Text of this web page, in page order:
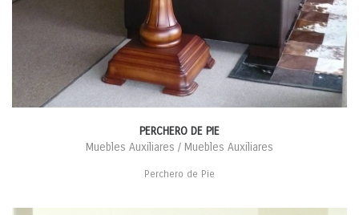
PERCHERO DE PIE
Muebles Auxiliares / Muebles Auxiliares
Perchero de Pie